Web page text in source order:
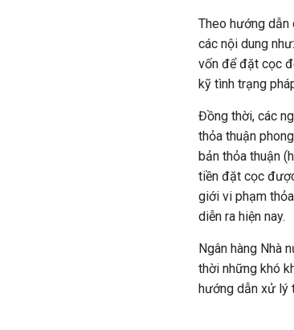
Theo hướng dẫn
các nội dung
vốn để đặt cọc
kỹ tình trạng
Đồng thời, các
thỏa thuận
bản thỏa thuận
tiền đặt cọc
giới vi phạm
diễn ra hiện nay.
Ngân hàng Nhà
thời những khó
hướng dẫn xử lý